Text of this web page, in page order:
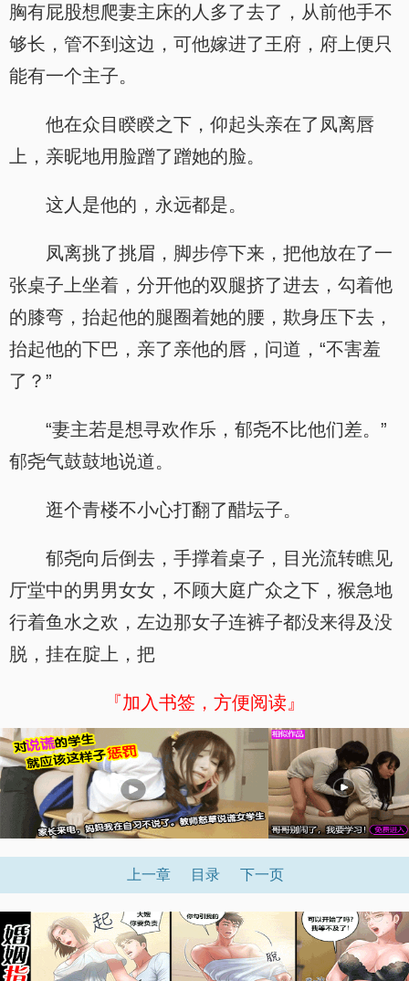
胸有屁股想爬妻主床的人多了去了，从前他手不
够长，管不到这边，可他嫁进了王府，府上便只
能有一个主子。
他在众目睽睽之下，仰起头亲在了凤离唇
上，亲昵地用脸蹭了蹭她的脸。
这人是他的，永远都是。
凤离挑了挑眉，脚步停下来，把他放在了一
张桌子上坐着，分开他的双腿挤了进去，勾着他
的膝弯，抬起他的腿圈着她的腰，欺身压下去，
抬起他的下巴，亲了亲他的唇，问道，“不害羞
了？”
“妻主若是想寻欢作乐，郁尧不比他们差。”
郁尧气鼓鼓地说道。
逛个青楼不小心打翻了醋坛子。
郁尧向后倒去，手撑着桌子，目光流转瞧见
厅堂中的男男女女，不顾大庭广众之下，猴急地
行着鱼水之欢，左边那女子连裤子都没来得及没
脱，挂在腚上，把
『加入书签，方便阅读』
上一章 目录 下一页